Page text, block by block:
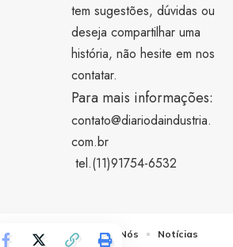
tem sugestões, dúvidas ou
deseja compartilhar uma
história, não hesite em nos
contatar.
Para mais informações:
contato@diariodaindustria.
com.br
tel.(11)91754-6532
Quem Faz Sobre Nós Notícias